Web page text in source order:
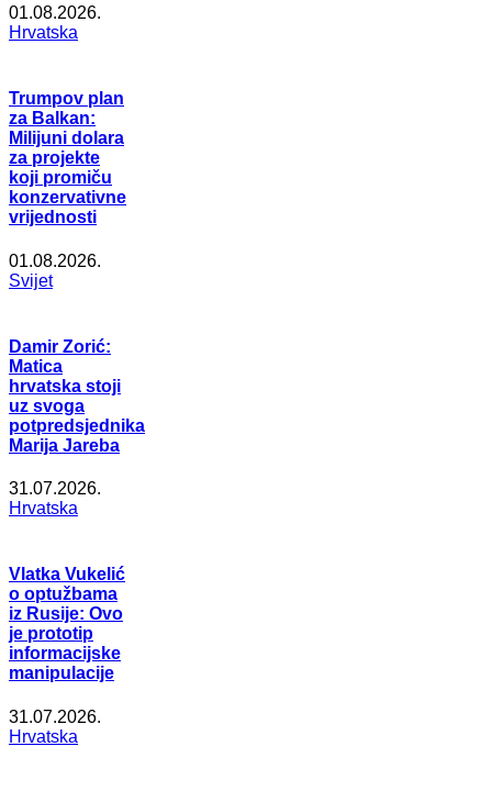
01.08.2026.
Hrvatska
Trumpov plan
za Balkan:
Milijuni dolara
za projekte
koji promiču
konzervativne
vrijednosti
01.08.2026.
Svijet
Damir Zorić:
Matica
hrvatska stoji
uz svoga
potpredsjednika
Marija Jareba
31.07.2026.
Hrvatska
Vlatka Vukelić
o optužbama
iz Rusije: Ovo
je prototip
informacijske
manipulacije
31.07.2026.
Hrvatska